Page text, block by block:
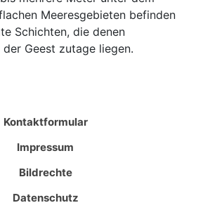
Meeresgebieten befinden
Schichten, die denen
Geest zutage liegen.
Kontaktformular
Impressum
Bildrechte
Datenschutz